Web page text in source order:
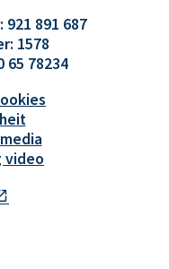
921 891 687
1578
65 78234
video